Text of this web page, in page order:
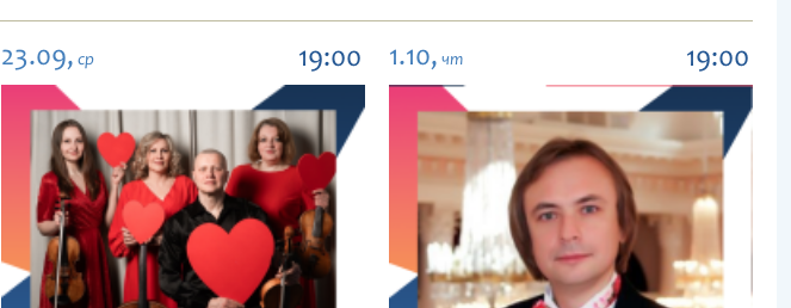
23.09, ср 19:00 1.10, чт 19:00